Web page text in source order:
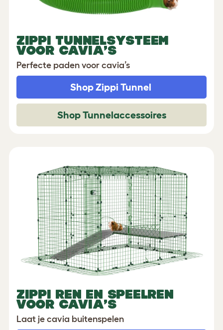
ZIPPI TUNNELSYSTEEM
VOOR CAVIA’S
Perfecte paden voor cavia’s
Shop Zippi Tunnel
Shop Tunnelaccessoires
ZIPPI REN EN SPEELREN
VOOR CAVIA’S
Laat je cavia buitenspelen